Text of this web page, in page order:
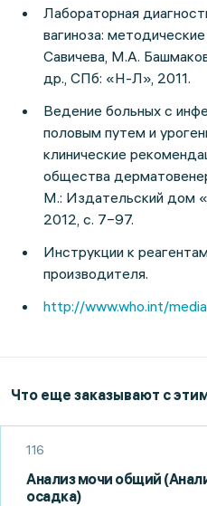
Лабораторная
вагиноза:
Савичева, М.А.
др., СПб: «Н-Л», 2011.
Ведение больных с
половым путем и
клинические
общества
М.: Издательский дом
2012, с. 7−97.
Инструкции к
производителя.
http://www.who.int/
Что еще заказывают с
116
Анализ мочи общий
осадка)